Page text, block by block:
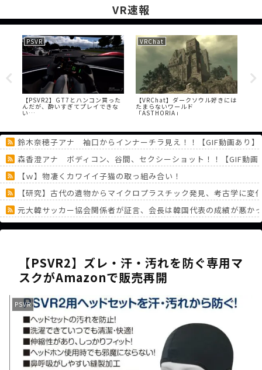
VR速報
PSVR
【PSVR2】GT7とハンコン買った
んだが、酔いすぎてプレイできな
い…
VRChat
【VRChat】ダークソウル好きには
たまらないワールド
「ASTHORIA」
鈴木奈穂子アナ 袖口からインナーチラ見え！！【GIF動画あり】
森香澄アナ ボディコン、谷間、セクシーショット！！【GIF動画
【ｗ】物凄くカワイイ子猫の取っ組み合い！
【研究】古代の遺物からマイクロプラスチック発見、考古学に変
元大韓サッカー協会関係者が証言、会長は韓国代表の成績が悪
【ナイトレイン】プレイ時間なんざ軽く9000時間超えてる ← 悟
《どうしてこうなった！？》「フリーレン一番くじ」を記念に
《人気No.1は誰だ？》順位でまさかの下剋上！？「魔族達のラ
《未だ謎多きキャラ達の順位》：「女神の石碑編」＆「帝国編
《アニメ2期＆3期が強い》「神技のレヴォルテ編」・「黄金郷
《強者達が上位に立ち並ぶ》「一級魔法使い選抜試験編」のキ
36歳の彼女と結婚したいのに、家族が猛反対。家族から信じら
【ホロライブ】アキロゼARK2次会ゴッフィーのサムネ草
【PSVR2】ズレ・汗・汚れを防ぐ専用マ
スクがAmazonで販売再開
PSVR